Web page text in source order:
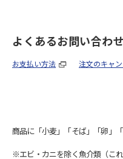
よくあるお問い合わせ
お支払い方法 注文のキャ
商品に「小麦」「そば」「卵」
※エビ・カニを除く魚介類（こ